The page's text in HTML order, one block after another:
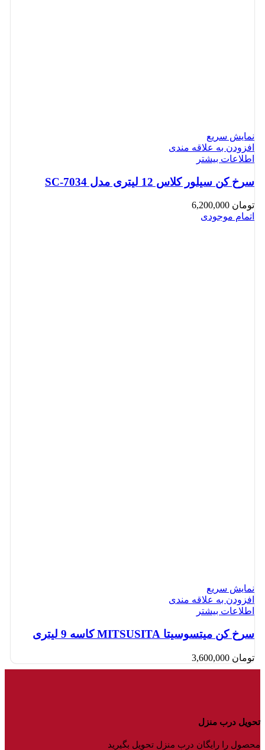
نمایش سریع
افزودن به علاقه مندی
اطلاعات بیشتر
سرخ کن سیلور کلاس 12 لیتری مدل SC-7034
تومان
اتمام موجودی
نمایش سریع
افزودن به علاقه مندی
اطلاعات بیشتر
سرخ کن میتسوسیتا MITSUSITA کاسه 9 لیتری
تومان
تحویل درب منزل
محصول را رایگان درب منزل تحویل بگیرید